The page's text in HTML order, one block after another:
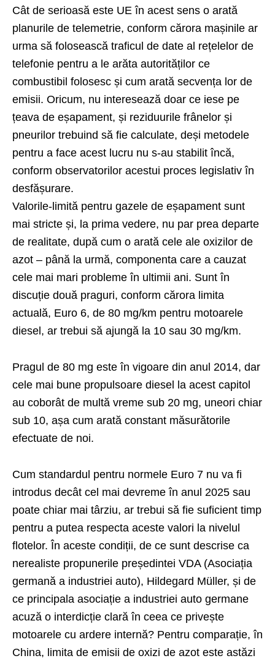
Cât de serioasă este UE în acest sens o arată
planurile de telemetrie, conform cărora mașinile ar
urma să folosească traficul de date al rețelelor de
telefonie pentru a le arăta autorităților ce
combustibil folosesc și cum arată secvența lor de
emisii. Oricum, nu interesează doar ce iese pe
țeava de eșapament, și reziduurile frânelor și
pneurilor trebuind să fie calculate, deși metodele
pentru a face acest lucru nu s-au stabilit încă,
conform observatorilor acestui proces legislativ în
desfășurare.
Valorile-limită pentru gazele de eșapament sunt
mai stricte și, la prima vedere, nu par prea departe
de realitate, după cum o arată cele ale oxizilor de
azot – până la urmă, componenta care a cauzat
cele mai mari probleme în ultimii ani. Sunt în
discuție două praguri, conform cărora limita
actuală, Euro 6, de 80 mg/km pentru motoarele
diesel, ar trebui să ajungă la 10 sau 30 mg/km.
Pragul de 80 mg este în vigoare din anul 2014, dar
cele mai bune propulsoare diesel la acest capitol
au coborât de multă vreme sub 20 mg, uneori chiar
sub 10, așa cum arată constant măsurătorile
efectuate de noi.
Cum standardul pentru normele Euro 7 nu va fi
introdus decât cel mai devreme în anul 2025 sau
poate chiar mai târziu, ar trebui să fie suficient timp
pentru a putea respecta aceste valori la nivelul
flotelor. În aceste condiții, de ce sunt descrise ca
nerealiste propunerile președintei VDA (Asociația
germană a industriei auto), Hildegard Müller, și de
ce principala asociație a industriei auto germane
acuză o interdicție clară în ceea ce privește
motoarele cu ardere internă? Pentru comparație, în
China, limita de emisii de oxizi de azot este astăzi